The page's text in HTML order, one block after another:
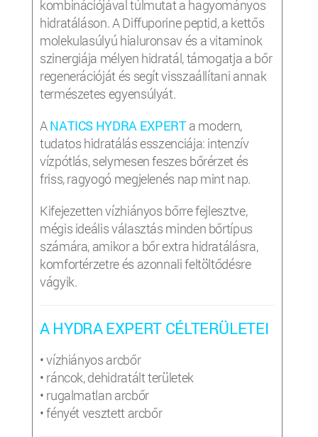
kombinációjával túlmutat a hagyományos
hidratáláson. A Diffuporine peptid, a kettős
molekulasúlyú hialuronsav és a vitaminok
szinergiája mélyen hidratál, támogatja a bőr
regenerációját és segít visszaállítani annak
természetes egyensúlyát.
ANATICS HYDRA EXPERTa modern,
tudatos hidratálás esszenciája: intenzív
vízpótlás, selymesen feszes bőrérzet és
friss, ragyogó megjelenés nap mint nap.
Kifejezetten vízhiányos bőrre fejlesztve,
mégis ideális választás minden bőrtípus
számára, amikor a bőr extra hidratálásra,
komfortérzetre és azonnali feltöltődésre
vágyik.
A HYDRA EXPERT CÉLTERÜLETEI
• vízhiányos arcbőr
• ráncok, dehidratált területek
• rugalmatlan arcbőr
• fényét vesztett arcbőr